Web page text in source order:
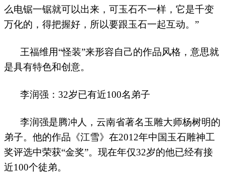
么电锯一锯就可以出来，可玉石不一样，它是千变
万化的，得把握好，所以要跟玉石一起互动。”
王福维用“怪装”来形容自己的作品风格，意思就
是具有特色和创意。
李润强： 32岁已有近100名弟子
李润强是腾冲人，云南省著名玉雕大师杨树明的
弟子。他的作品《江雪》在2012年中国玉石雕神工
奖评选中荣获“金奖”。现在年仅32岁的他已经有接
近100个徒弟。